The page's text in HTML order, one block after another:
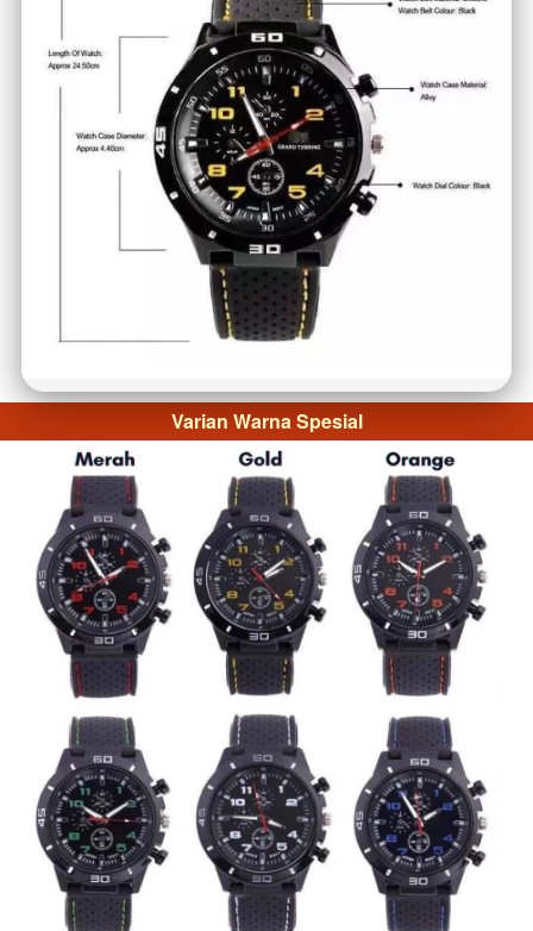
Varian Warna Spesial